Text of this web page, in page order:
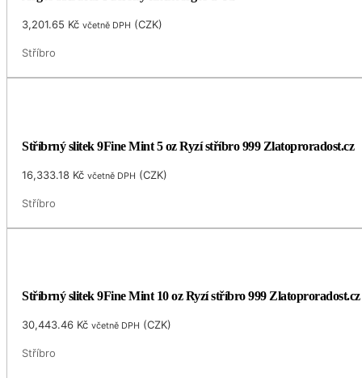
3,201.65 Kč včetně DPH (CZK)
Stříbro
Stříbrný slitek 9Fine Mint 5 oz Ryzí stříbro 999 Zlatoproradost.cz
16,333.18 Kč včetně DPH (CZK)
Stříbro
Stříbrný slitek 9Fine Mint 10 oz Ryzí stříbro 999 Zlatoproradost.cz
30,443.46 Kč včetně DPH (CZK)
Stříbro